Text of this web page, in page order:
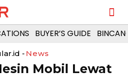
BUYER’S GUIDE
- News
Mobil Lewat